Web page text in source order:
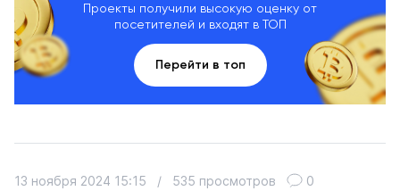
Проекты получили высокую оценку от
посетителей и входят в ТОП
Перейти в топ
13 ноября 2024 15:15 / 535 просмотров 0